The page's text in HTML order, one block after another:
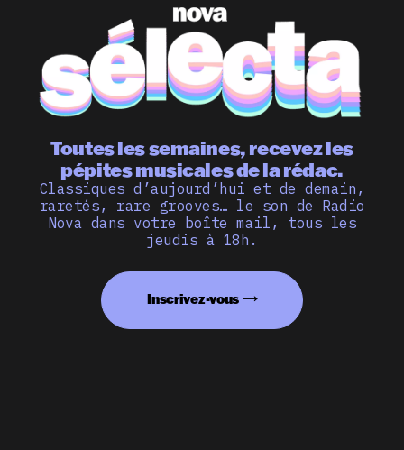
Toutes les semaines, recevez les
pépites musicales de la rédac.
Classiques d’aujourd’hui et de demain,
raretés, rare grooves… le son de Radio
Nova dans votre boîte mail, tous les
jeudis à 18h.
Inscrivez-vous